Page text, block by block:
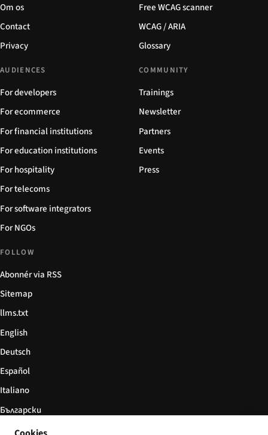
Om os
Contact
Privacy
Free WCAG scanner
WCAG / ARIA
Glossary
AUDIENCES
For developers
For ecommerce
For financial institutions
For education institutions
For hospitality
For telecoms
For software integrators
For NGOs
COMMUNITY
Trainings
Newsletter
Partners
Events
Press
FOLLOW
Abonnér via RSS
Sitemap
llms.txt
English
Deutsch
Español
Italiano
Български
简体中文